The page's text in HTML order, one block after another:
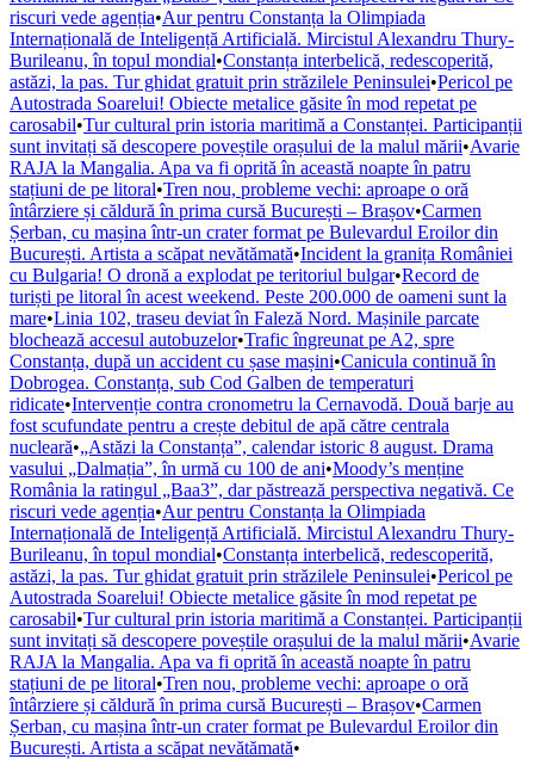
riscuri vede agenția•Aur pentru Constanța la Olimpiada
Internațională de Inteligență Artificială. Mircistul Alexandru Thury-
Burileanu, în topul mondial•Constanța interbelică, redescoperită,
astăzi, la pas. Tur ghidat gratuit prin străzilele Peninsulei•Pericol pe
Autostrada Soarelui! Obiecte metalice găsite în mod repetat pe
carosabil•Tur cultural prin istoria maritimă a Constanței. Participanții
sunt invitați să descopere poveștile orașului de la malul mării•Avarie
RAJA la Mangalia. Apa va fi oprită în această noapte în patru
stațiuni de pe litoral•Tren nou, probleme vechi: aproape o oră
întârziere și căldură în prima cursă București – Brașov•Carmen
Șerban, cu mașina într-un crater format pe Bulevardul Eroilor din
București. Artista a scăpat nevătămată•Incident la granița României
cu Bulgaria! O dronă a explodat pe teritoriul bulgar•Record de
turiști pe litoral în acest weekend. Peste 200.000 de oameni sunt la
mare•Linia 102, traseu deviat în Faleză Nord. Mașinile parcate
blochează accesul autobuzelor•Trafic îngreunat pe A2, spre
Constanța, după un accident cu șase mașini•Canicula continuă în
Dobrogea. Constanța, sub Cod Galben de temperaturi
ridicate•Intervenție contra cronometru la Cernavodă. Două barje au
fost scufundate pentru a crește debitul de apă către centrala
nucleară•„Astăzi la Constanța”, calendar istoric 8 august. Drama
vasului „Dalmația”, în urmă cu 100 de ani•Moody’s menține
România la ratingul „Baa3”, dar păstrează perspectiva negativă. Ce
riscuri vede agenția•Aur pentru Constanța la Olimpiada
Internațională de Inteligență Artificială. Mircistul Alexandru Thury-
Burileanu, în topul mondial•Constanța interbelică, redescoperită,
astăzi, la pas. Tur ghidat gratuit prin străzilele Peninsulei•Pericol pe
Autostrada Soarelui! Obiecte metalice găsite în mod repetat pe
carosabil•Tur cultural prin istoria maritimă a Constanței. Participanții
sunt invitați să descopere poveștile orașului de la malul mării•Avarie
RAJA la Mangalia. Apa va fi oprită în această noapte în patru
stațiuni de pe litoral•Tren nou, probleme vechi: aproape o oră
întârziere și căldură în prima cursă București – Brașov•Carmen
Șerban, cu mașina într-un crater format pe Bulevardul Eroilor din
București. Artista a scăpat nevătămată•